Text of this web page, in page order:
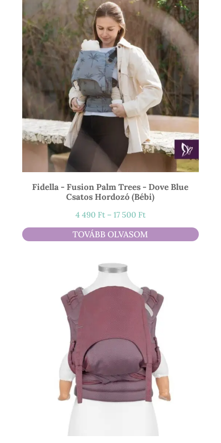
21
900 Ft
Fidella - Fusion Palm Trees - Dove Blue
Csatos Hordozó (bébi)
4 490 Ft – 17 500 FtÁrtartomány:
4
490 Ft
TOVÁBB OLVASOM